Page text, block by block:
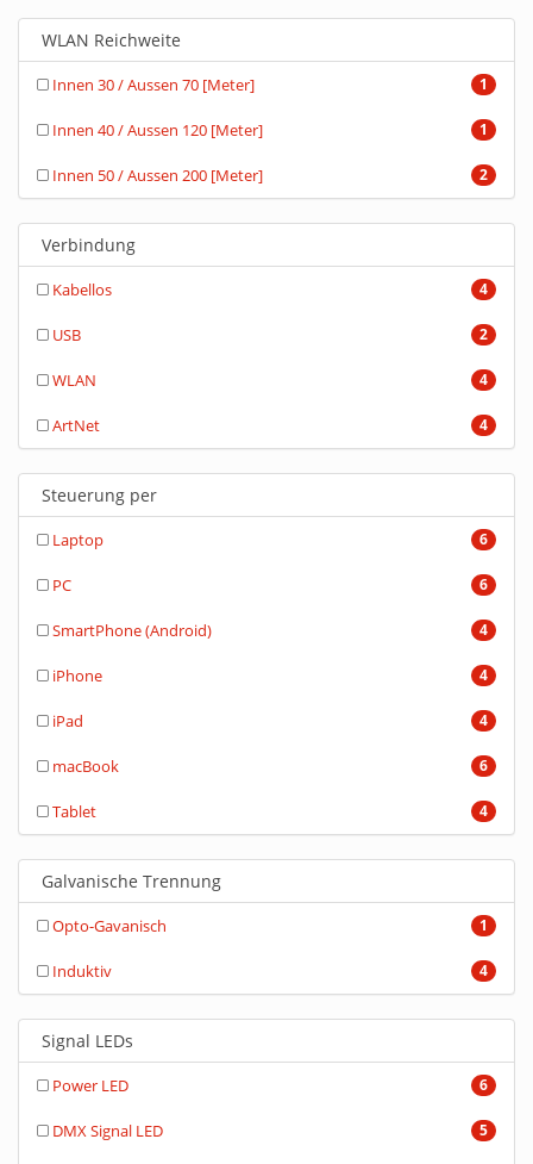
WLAN Reichweite
1
Innen 30 / Aussen 70 [Meter]
1
Innen 40 / Aussen 120 [Meter]
2
Innen 50 / Aussen 200 [Meter]
Verbindung
4
Kabellos
2
USB
4
WLAN
4
ArtNet
Steuerung per
6
Laptop
6
PC
4
SmartPhone (Android)
4
iPhone
4
iPad
6
macBook
4
Tablet
Galvanische Trennung
1
Opto-Gavanisch
4
Induktiv
Signal LEDs
6
Power LED
5
DMX Signal LED